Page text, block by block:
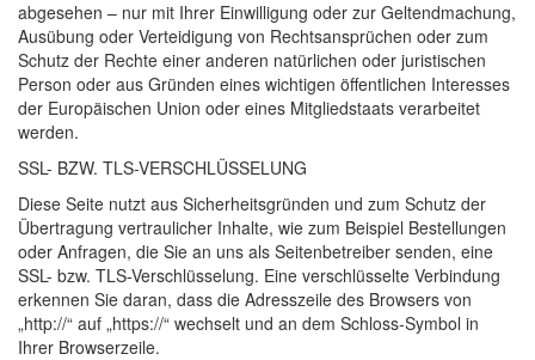
abgesehen – nur mit Ihrer Einwilligung oder zur Geltendmachung,
Ausübung oder Verteidigung von Rechtsansprüchen oder zum
Schutz der Rechte einer anderen natürlichen oder juristischen
Person oder aus Gründen eines wichtigen öffentlichen Interesses
der Europäischen Union oder eines Mitgliedstaats verarbeitet
werden.
SSL- BZW. TLS-VERSCHLÜSSELUNG
Diese Seite nutzt aus Sicherheitsgründen und zum Schutz der
Übertragung vertraulicher Inhalte, wie zum Beispiel Bestellungen
oder Anfragen, die Sie an uns als Seitenbetreiber senden, eine
SSL- bzw. TLS-Verschlüsselung. Eine verschlüsselte Verbindung
erkennen Sie daran, dass die Adresszeile des Browsers von
„http://“ auf „https://“ wechselt und an dem Schloss-Symbol in
Ihrer Browserzeile.